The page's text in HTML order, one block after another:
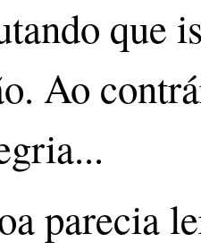
que
Ao
parecia